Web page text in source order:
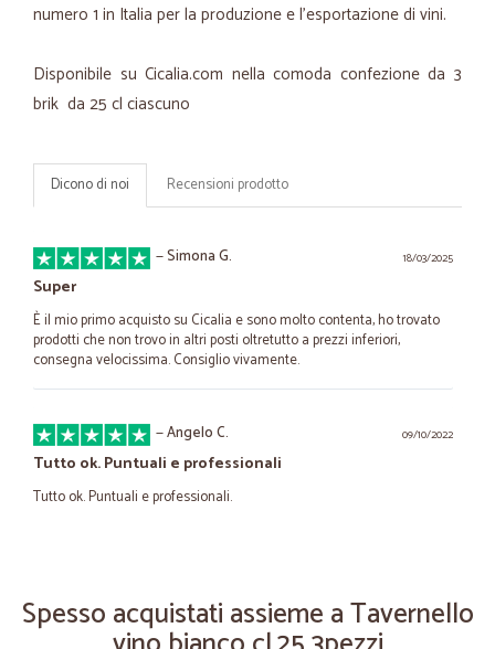
numero 1 in Italia per la produzione e l'esportazione di vini.
Disponibile su Cicalia.com nella comoda confezione da 3
brik da 25 cl ciascuno
Dicono di noi Recensioni prodotto
18/03/2025
—Simona G.
Super
È il mio primo acquisto su Cicalia e sono molto contenta, ho trovato
prodotti che non trovo in altri posti oltretutto a prezzi inferiori,
consegna velocissima. Consiglio vivamente.
09/10/2022
—Angelo C.
Tutto ok. Puntuali e professionali
Tutto ok. Puntuali e professionali.
Velocità di consegna eccezionale.
Velocità di consegna eccezionale.
Spesso acquistati assieme a Tavernello